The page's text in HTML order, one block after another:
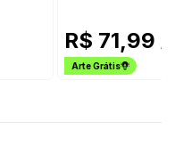
R$ 71,99 / 1
Arte Grátis